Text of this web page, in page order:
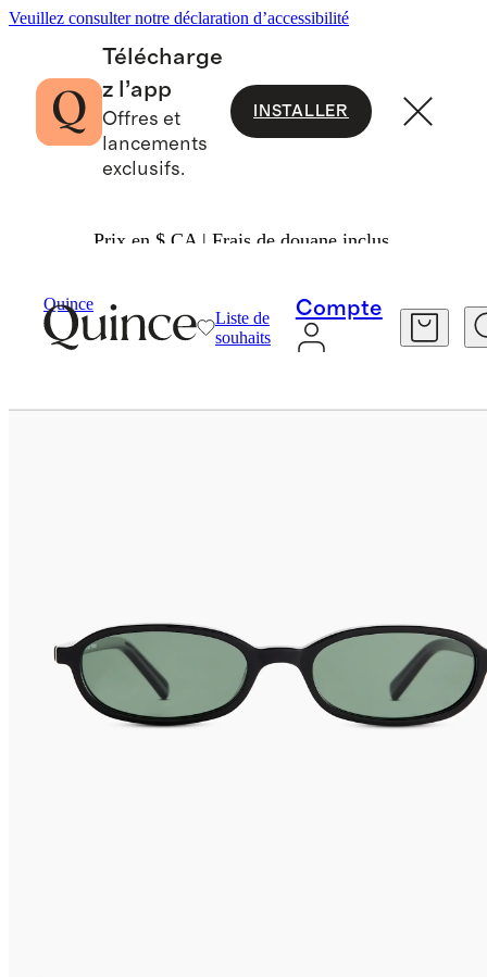
Veuillez consulter notre déclaration d’accessibilité
Télécharge
z l’app
Offres et
lancements
exclusifs.
INSTALLER
Prix en $ CA | Frais de douane inclus.
Quince
Liste de
souhaits
Compte